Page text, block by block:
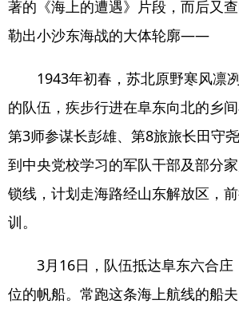
著的《海上的遭遇》片段，而后又
勒出小沙东海战的大体轮廓——
1943年初春，苏北原野寒风凛
的队伍，疾步行进在阜东向北的乡
第3师参谋长彭雄、第8旅旅长田守
到中央党校学习的军队干部及部分
锁线，计划走海路经山东解放区，
训。
3月16日，队伍抵达阜东六合庄
位的帆船。常跑这条海上航线的船夫